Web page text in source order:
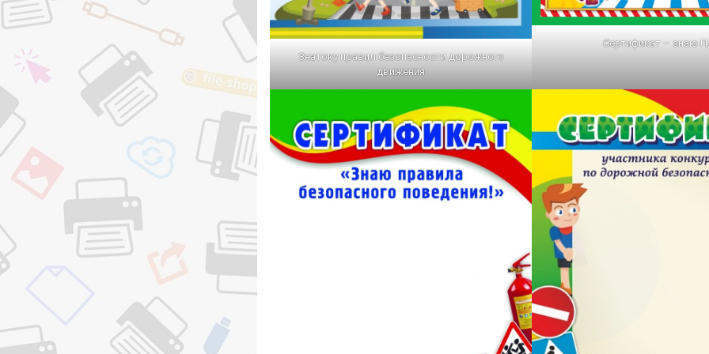
Знатоку правил безопасности дорожного
движения
Сертификат – знаю